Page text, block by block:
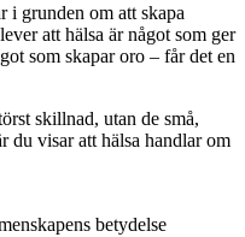
i grunden om att skapa
att hälsa är något som ger
som skapar oro – får det en
skillnad, utan de små,
du visar att hälsa handlar om
betydelse